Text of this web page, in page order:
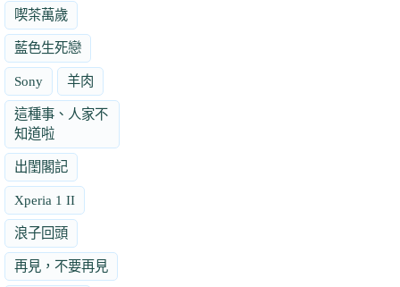
喫茶萬歲
藍色生死戀
Sony 羊肉
這種事、人家不
知道啦
出閨閣記
Xperia 1 II
浪子回頭
再見，不要再見